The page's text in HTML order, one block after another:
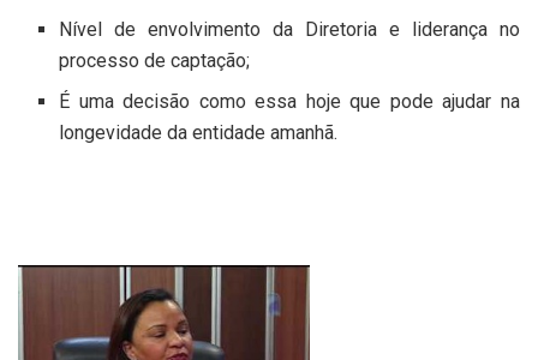
Nível de envolvimento da Diretoria e liderança no
processo de captação;
É uma decisão como essa hoje que pode ajudar na
longevidade da entidade amanhã.